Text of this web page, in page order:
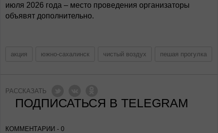
июля 2026 года – место проведения организаторы
объявят дополнительно.
акция южно-сахалинск чистый воздух пешая прогулка
РАССКАЗАТЬ
ПОДПИСАТЬСЯ В TELEGRAM
КОММЕНТАРИИ - 0